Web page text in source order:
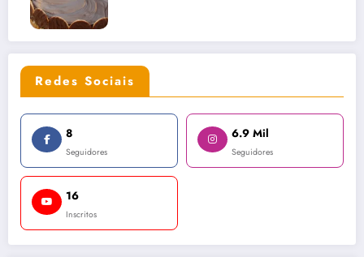
Redes Sociais
8
Seguidores
6.9 Mil
Seguidores
16
Inscritos